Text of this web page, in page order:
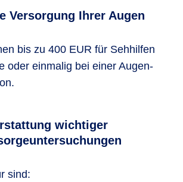
Versorgung Ihrer Augen
bis zu 400 EUR für Sehhilfen
oder einmalig bei einer Augen-
wichtiger
sind: